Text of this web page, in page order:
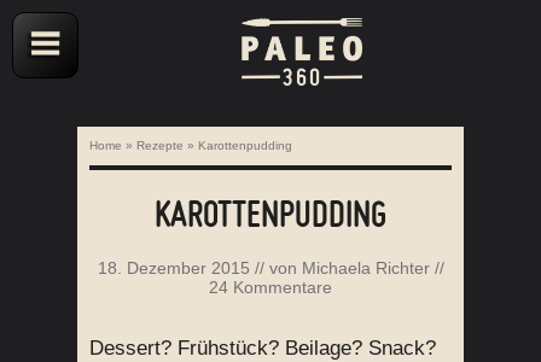
Home » Rezepte » Karottenpudding
KAROTTENPUDDING
18. Dezember 2015 // von Michaela Richter//
24 Kommentare
Dessert? Frühstück? Beilage? Snack?